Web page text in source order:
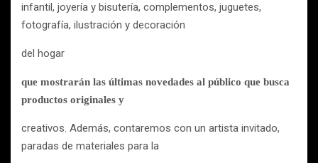
infantil, joyería y bisutería, complementos, juguetes,
fotografía, ilustración y decoración
del hogar
que mostrarán las últimas novedades al público que busca
productos originales y
creativos. Además, contaremos con un artista invitado,
paradas de materiales para la